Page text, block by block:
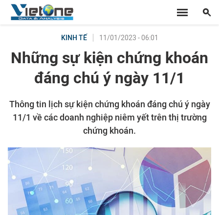
KINH TẾ 11/01/2023 - 06:01
Những sự kiện chứng khoán
đáng chú ý ngày 11/1
Thông tin lịch sự kiện chứng khoán đáng chú ý ngày
11/1 về các doanh nghiệp niêm yết trên thị trường
chứng khoán.